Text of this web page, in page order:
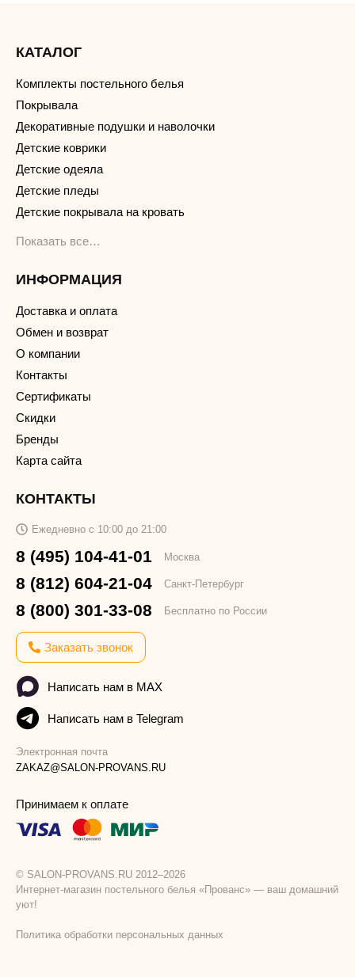
КАТАЛОГ
Комплекты постельного белья
Покрывала
Декоративные подушки и наволочки
Детские коврики
Детские одеяла
Детские пледы
Детские покрывала на кровать
Показать все…
ИНФОРМАЦИЯ
Доставка и оплата
Обмен и возврат
О компании
Контакты
Сертификаты
Скидки
Бренды
Карта сайта
КОНТАКТЫ
Ежедневно с 10:00 до 21:00
8 (495) 104-41-01 Москва
8 (812) 604-21-04 Санкт-Петербург
8 (800) 301-33-08 Бесплатно по России
Заказать звонок
Написать нам в MAX
Написать нам в Telegram
Электронная почта
ZAKAZ@SALON-PROVANS.RU
Принимаем к оплате
© SALON-PROVANS.RU 2012–2026
Интернет-магазин постельного белья «Прованс» — ваш домашний
уют!
Политика обработки персональных данных